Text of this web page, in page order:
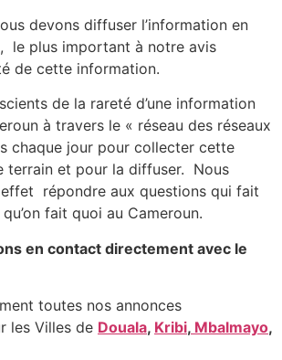
devons diffuser l’information en
le plus important à notre avis
de cette information.
de la rareté d’une information
à travers le « réseau des réseaux
chaque jour pour collecter cette
terrain et pour la diffuser. Nous
répondre aux questions qui fait
fait quoi au Cameroun.
en contact directement avec le
toutes nos annonces
les Villes de Douala, Kribi, Mbalmayo,